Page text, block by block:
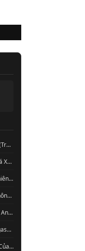
[Free]Truyện audio: Mật mã Tây Tạng- Hà Mã (Trọn bộ 10 Quyển)
[Free] Truyện audio: Ma Thổi Đèn- Thiên Hạ Bá Xướng [Hoàng Vinh đọc] (Trọn bộ)
[Free] Truyện audio: Thiên Khanh Ưng Liệp- Thiên Hạ Bá Xướng (Trọn bộ)
[Free] Truyện audio trinh thám, kinh dị: Bản Thông Báo Tử Vong- Chu Hạo Huy (Full)
[Free] Truyện audio: Tứ Đại Danh Bổ- Ôn Thụy An (Full trọn bộ)
[Free] Truyện Audio: Phía Sau Nghi Can X - Higashino Keigo (Trọn bộ)
[SVIP] Truyện Audio + Đọc online: Lời Nguyền Của Lop Nur- Chu Đức Đông (Update tập 13 Audio)